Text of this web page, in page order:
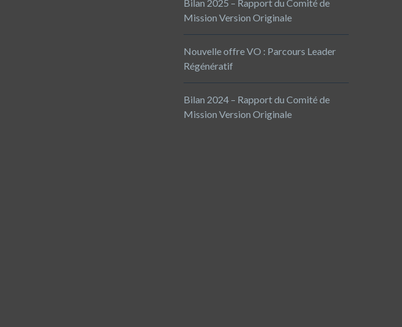
Bilan 2025 – Rapport du Comité de
Mission Version Originale
Nouvelle offre VO : Parcours Leader
Régénératif
Bilan 2024 – Rapport du Comité de
Mission Version Originale